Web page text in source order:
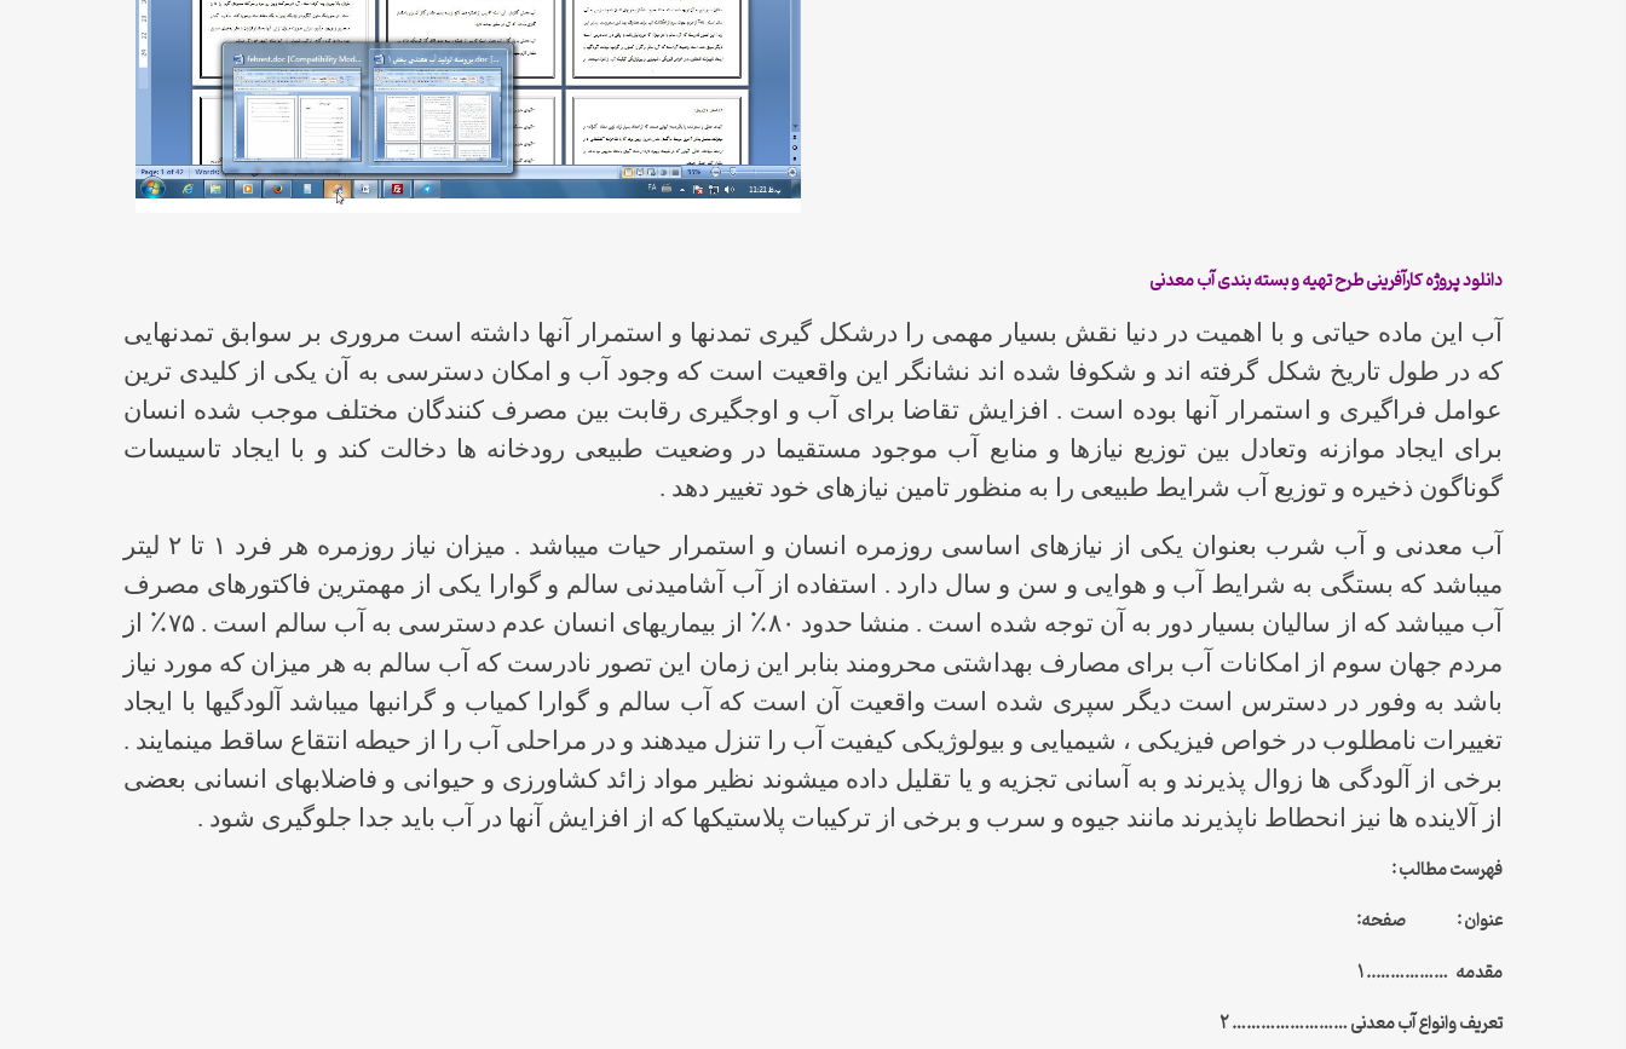
دانلود پروژه کارآفرینی طرح تهیه و بسته بندی آب معدنی
آب این ماده حیاتی و با اهمیت در دنیا نقش بسیار مهمی را درشکل گیری تمدنها و استمرار آنها داشته است مروری بر سوابق تمدنهایی
که در طول تاریخ شکل گرفته اند و شکوفا شده اند نشانگر این واقعیت است که وجود آب و امکان دسترسی به آن یکی از کلیدی ترین
عوامل فراگیری و استمرار آنها بوده است . افزایش تقاضا برای آب و اوجگیری رقابت بین مصرف کنندگان مختلف موجب شده انسان
برای ایجاد موازنه وتعادل بین توزیع نیازها و منابع آب موجود مستقیما در وضعیت طبیعی رودخانه ها دخالت کند و با ایجاد تاسیسات
گوناگون ذخیره و توزیع آب شرایط طبیعی را به منظور تامین نیازهای خود تغییر دهد .
آب معدنی و آب شرب بعنوان یکی از نیازهای اساسی روزمره انسان و استمرار حیات میباشد . میزان نیاز روزمره هر فرد ۱ تا ۲ لیتر
میباشد که بستگی به شرایط آب و هوایی و سن و سال دارد . استفاده از آب آشامیدنی سالم و گوارا یکی از مهمترین فاکتورهای مصرف
آب میباشد که از سالیان بسیار دور به آن توجه شده است . منشا حدود ۸۰٪ از بیماریهای انسان عدم دسترسی به آب سالم است . ۷۵٪ از
مردم جهان سوم از امکانات آب برای مصارف بهداشتی محرومند بنابر این زمان این تصور نادرست که آب سالم به هر میزان که مورد نیاز
باشد به وفور در دسترس است دیگر سپری شده است واقعیت آن است که آب سالم و گوارا کمیاب و گرانبها میباشد آلودگیها با ایجاد
تغییرات نامطلوب در خواص فیزیکی ، شیمیایی و بیولوژیکی کیفیت آب را تنزل میدهند و در مراحلی آب را از حیطه انتقاع ساقط مینمایند .
برخی از آلودگی ها زوال پذیرند و به آسانی تجزیه و یا تقلیل داده میشوند نظیر مواد زائد کشاورزی و حیوانی و فاضلابهای انسانی بعضی
از آلاینده ها نیز انحطاط ناپذیرند مانند جیوه و سرب و برخی از ترکیبات پلاستیکها که از افزایش آنها در آب باید جدا جلوگیری شود .
فهرست مطالب :
عنوان : صفحه:
مقدمه …………….. ۱
تعریف وانواع آب معدنی …………………… ۲